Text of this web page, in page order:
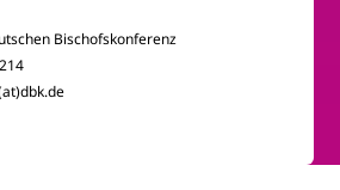
Bischofskonferenz